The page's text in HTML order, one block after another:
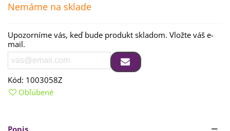
Nemáme na sklade
Upozorníme vás, keď bude produkt skladom. Vložte váš e-
mail.
Kód: 1003058Z
Obľúbené
Popis